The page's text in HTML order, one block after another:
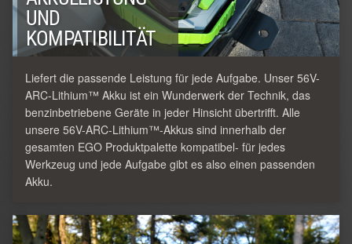
UND
KOMPATIBILITÄT
Liefert die passende Leistung für jede Aufgabe. Unser 56V-
ARC-Lithium™ Akku ist ein Wunderwerk der Technik, das
benzinbetriebene Geräte in jeder Hinsicht übertrifft. Alle
unsere 56V-ARC-Lithium™-Akkus sind innerhalb der
gesamten EGO Produktpalette kompatibel- für jedes
Werkzeug und jede Aufgabe gibt es also einen passenden
Akku.